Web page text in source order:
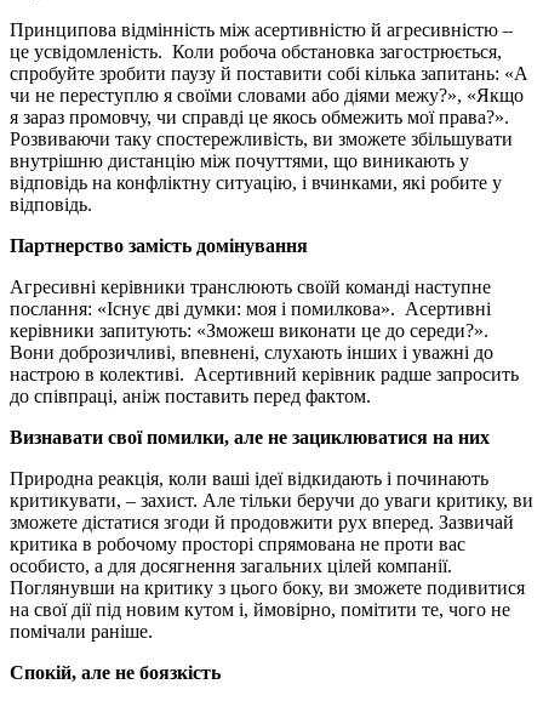
Принципова відмінність між асертивністю й агресивністю –
це усвідомленість. Коли робоча обстановка загострюється,
спробуйте зробити паузу й поставити собі кілька запитань: «А
чи не переступлю я своїми словами або діями межу?», «Якщо
я зараз промовчу, чи справді це якось обмежить мої права?».
Розвиваючи таку спостережливість, ви зможете збільшувати
внутрішню дистанцію між почуттями, що виникають у
відповідь на конфліктну ситуацію, і вчинками, які робите у
відповідь.
Партнерство замість домінування
Агресивні керівники транслюють своїй команді наступне
послання: «Існує дві думки: моя і помилкова». Асертивні
керівники запитують: «Зможеш виконати це до середи?».
Вони доброзичливі, впевнені, слухають інших і уважні до
настрою в колективі. Асертивний керівник радше запросить
до співпраці, аніж поставить перед фактом.
Визнавати свої помилки, але не зациклюватися на них
Природна реакція, коли ваші ідеї відкидають і починають
критикувати, – захист. Але тільки беручи до уваги критику, ви
зможете дістатися згоди й продовжити рух вперед. Зазвичай
критика в робочому просторі спрямована не проти вас
особисто, а для досягнення загальних цілей компанії.
Поглянувши на критику з цього боку, ви зможете подивитися
на свої дії під новим кутом і, ймовірно, помітити те, чого не
помічали раніше.
Спокій, але не боязкість